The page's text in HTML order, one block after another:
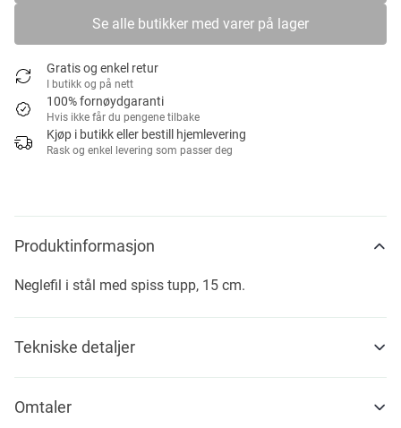
Se alle butikker med varer på lager
Gratis og enkel retur
I butikk og på nett
100% fornøydgaranti
Hvis ikke får du pengene tilbake
Kjøp i butikk eller bestill hjemlevering
Rask og enkel levering som passer deg
Produktinformasjon
Neglefil i stål med spiss tupp, 15 cm.
Tekniske detaljer
Omtaler